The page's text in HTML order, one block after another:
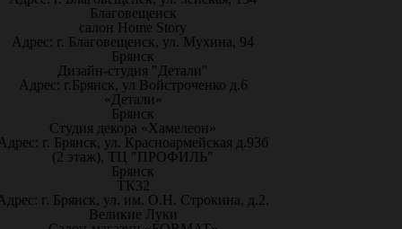
Благовещенск
салон Home Story
Адрес: г. Благовещенск, ул. Мухина, 94
Брянск
Дизайн-студия "Детали"
Адрес: г.Брянск, ул Войстроченко д.6
«Детали»
Брянск
Студия декора «Хамелеон»
г. Брянск, ул. Красноармейская д.93б
(2 этаж), ТЦ "ПРОФИЛЬ"
Брянск
ТК32
г. Брянск, ул. им. О.Н. Строкина, д.2.
Великие Луки